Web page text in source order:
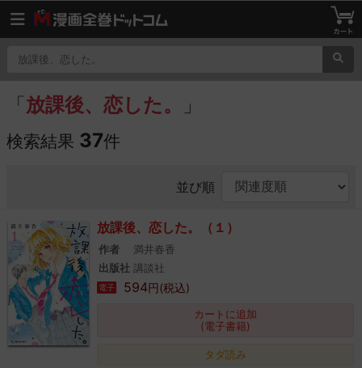
「放課後、恋した。 」
検索結果 37件
並び順
放課後、恋した。（１）
作者
満井春香
出版社 講談社
電子 594円(税込)
カートに追加
(電子書籍)
タダ読み